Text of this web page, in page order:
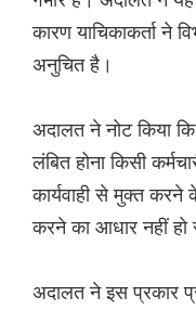
कारण याचिकाकर्ता ने
अनुचित है।
अदालत ने नोट किया कि
लंबित होना किसी
कार्यवाही से मुक्त
करने का आधार नहीं हो
अदालत ने इस प्रकार